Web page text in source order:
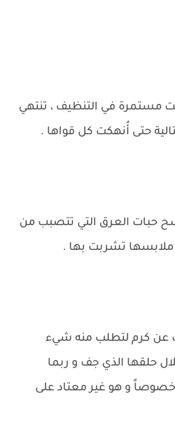
مستمرة في التنظيف ، تنتهي
حتى أُنهكت كل قواها .
حبات العرق التي تتصبب من
تشربت بها .
عن كرم لتطلب منه شيء
حلقها الذي جف و ربما
و هو غير معتاد على